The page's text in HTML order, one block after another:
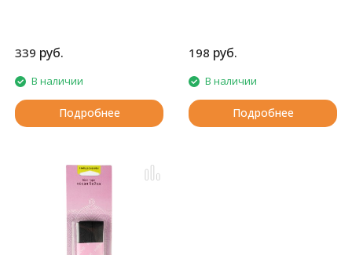
339 руб.
В наличии
Подробнее
198 руб.
В наличии
Подробнее